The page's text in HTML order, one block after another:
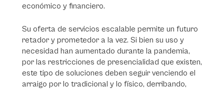
económico y financiero.
Su oferta de servicios escalable permite un futuro
retador y prometedor a la vez. Si bien su uso y
necesidad han aumentado durante la pandemia,
por las restricciones de presencialidad que existen,
este tipo de soluciones deben seguir venciendo el
arraigo por lo tradicional y lo físico, derribando,